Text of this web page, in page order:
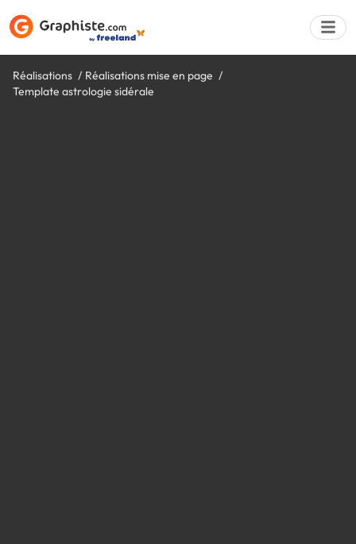
Réalisations
Réalisations mise en page
Template astrologie sidérale